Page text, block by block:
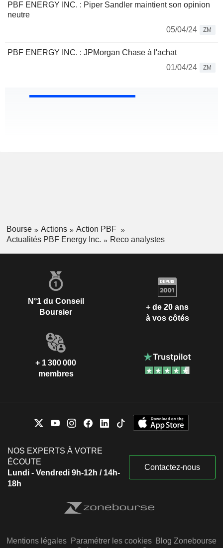
PBF ENERGY INC. : Piper Sandler maintient son opinion
neutre
05/04/24
ZM
PBF ENERGY INC. : JPMorgan Chase à l'achat
01/04/24
ZM
Bourse Actions
Action PBF
Actualités PBF Energy Inc.
Reco analystes
N°1 du Conseil
Boursier
+ de 20 ans
à vos côtés
+ 1 300 000
membres
NOS EXPERTS À VOTRE
ÉCOUTE
Lundi - Vendredi 9h-12h / 14h-
18h
Contactez-nous
Mentions légales Paramétrer les cookies Blog Zonebourse